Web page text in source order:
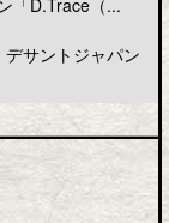
「D.Trace（...
デサントジャパン